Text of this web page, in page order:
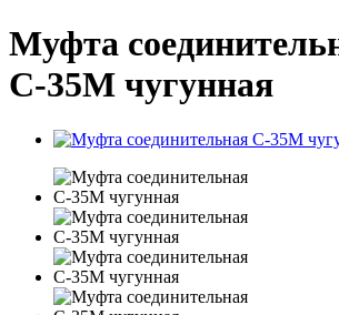
Муфта
С-35М чугунная